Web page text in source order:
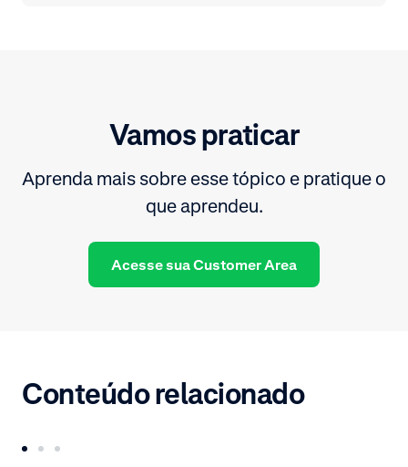
Vamos praticar
Aprenda mais sobre esse tópico e pratique o
que aprendeu.
Acesse sua Customer Area
Conteúdo relacionado